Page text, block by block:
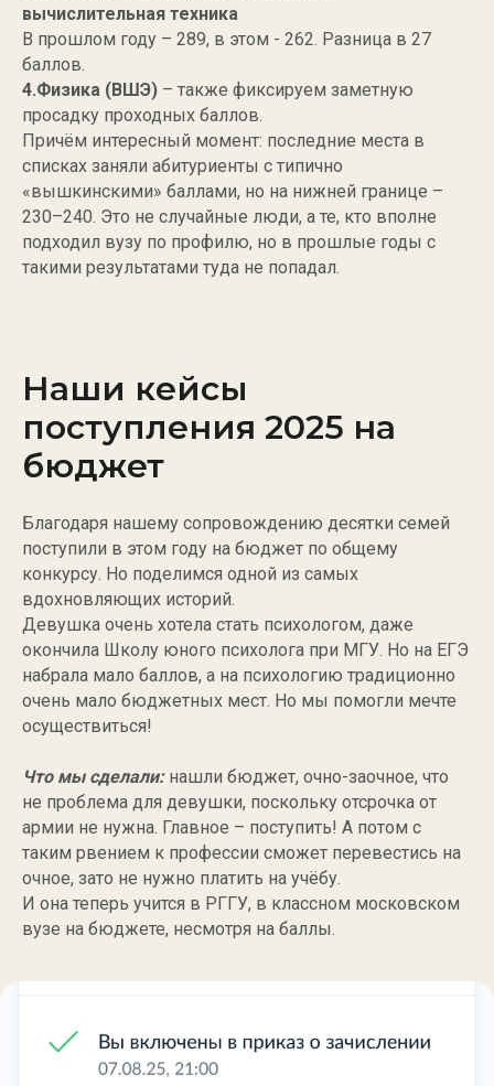
вычислительная техника
В прошлом году – 289, в этом - 262. Разница в 27
баллов.
4.Физика (ВШЭ) – также фиксируем заметную
просадку проходных баллов.
Причём интересный момент: последние места в
списках заняли абитуриенты с типично
«вышкинскими» баллами, но на нижней границе –
230–240. Это не случайные люди, а те, кто вполне
подходил вузу по профилю, но в прошлые годы с
такими результатами туда не попадал.
Наши кейсы
поступления 2025 на
бюджет
Благодаря нашему сопровождению десятки семей
поступили в этом году на бюджет по общему
конкурсу. Но поделимся одной из самых
вдохновляющих историй.
Девушка очень хотела стать психологом, даже
окончила Школу юного психолога при МГУ. Но на ЕГЭ
набрала мало баллов, а на психологию традиционно
очень мало бюджетных мест. Но мы помогли мечте
осуществиться!
Что мы сделали: нашли бюджет, очно-заочное, что
не проблема для девушки, поскольку отсрочка от
армии не нужна. Главное – поступить! А потом с
таким рвением к профессии сможет перевестись на
очное, зато не нужно платить на учёбу.
И она теперь учится в РГГУ, в классном московском
вузе на бюджете, несмотря на баллы.
АНАСТАСИЯ
СЛОТИНА
info@slotina.ru
ИП Слотина
ОГРНИП 324508100340928
max vkontakte youtube
пн-сб 10:00-19:00
дзен
telegram канал